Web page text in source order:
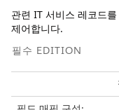
관련 IT 서비스 레코드
제어합니다.
필수 EDITION